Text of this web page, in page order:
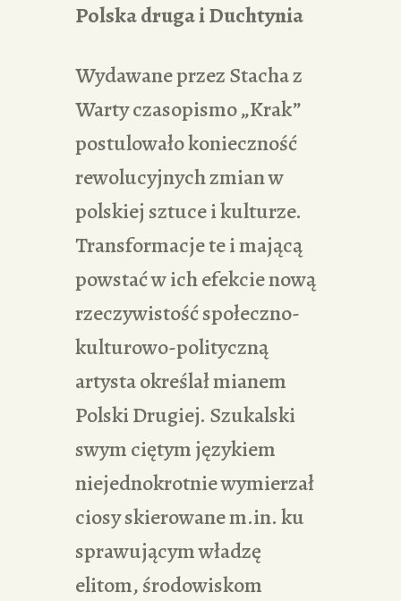
Polska druga i Duchtynia
Wydawane przez Stacha z
Warty czasopismo „Krak”
postulowało konieczność
rewolucyjnych zmian w
polskiej sztuce i kulturze.
Transformacje te i mającą
powstać w ich efekcie nową
rzeczywistość społeczno-
kulturowo-polityczną
artysta określał mianem
Polski Drugiej. Szukalski
swym ciętym językiem
niejednokrotnie wymierzał
ciosy skierowane m.in. ku
sprawującym władzę
elitom, środowiskom